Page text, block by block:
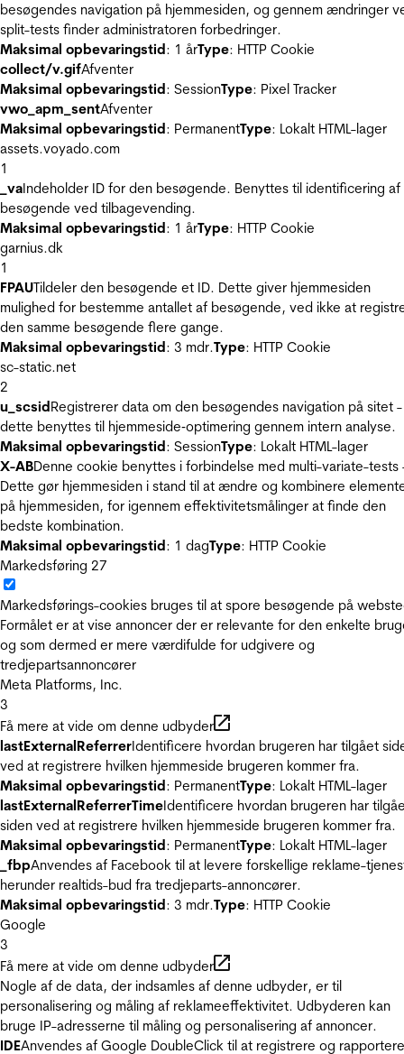
besøgendes navigation på hjemmesiden, og gennem ændringer
split-tests finder administratoren forbedringer.
Maksimal opbevaringstid: 1 årType: HTTP Cookie
collect/v.gifAfventer
Maksimal opbevaringstid: SessionType: Pixel Tracker
vwo_apm_sentAfventer
Maksimal opbevaringstid: PermanentType: Lokalt HTML-lager
assets.voyado.com
1
_vaIndeholder ID for den besøgende. Benyttes til identificering af
besøgende ved tilbagevending.
Maksimal opbevaringstid: 1 årType: HTTP Cookie
garnius.dk
1
FPAUTildeler den besøgende et ID. Dette giver hjemmesiden
mulighed for bestemme antallet af besøgende, ved ikke at
den samme besøgende flere gange.
Maksimal opbevaringstid: 3 mdr.Type: HTTP Cookie
sc-static.net
2
u_scsidRegistrerer data om den besøgendes navigation på sitet -
dette benyttes til hjemmeside‐optimering gennem intern analyse.
Maksimal opbevaringstid: SessionType: Lokalt HTML-lager
X-ABDenne cookie benyttes i forbindelse med multi-variate-tests
Dette gør hjemmesiden i stand til at ændre og kombinere
på hjemmesiden, for igennem effektivitetsmålinger at finde den
bedste kombination.
Maksimal opbevaringstid: 1 dagType: HTTP Cookie
Markedsføring 27
Markedsførings-cookies bruges til at spore besøgende på
Formålet er at vise annoncer der er relevante for den enkelte
og som dermed er mere værdifulde for udgivere og
tredjepartsannoncører
Meta Platforms, Inc.
3
Få mere at vide om denne udbyder
lastExternalReferrerIdentificere hvordan brugeren har tilgået
ved at registrere hvilken hjemmeside brugeren kommer fra.
Maksimal opbevaringstid: PermanentType: Lokalt HTML-lager
lastExternalReferrerTimeIdentificere hvordan brugeren har
siden ved at registrere hvilken hjemmeside brugeren kommer fra.
Maksimal opbevaringstid: PermanentType: Lokalt HTML-lager
_fbpAnvendes af Facebook til at levere forskellige reklame-
herunder realtids-bud fra tredjeparts-annoncører.
Maksimal opbevaringstid: 3 mdr.Type: HTTP Cookie
Google
3
Få mere at vide om denne udbyder
Nogle af de data, der indsamles af denne udbyder, er til
personalisering og måling af reklameeffektivitet. Udbyderen kan
bruge IP-adresserne til måling og personalisering af annoncer.
IDEAnvendes af Google DoubleClick til at registrere og